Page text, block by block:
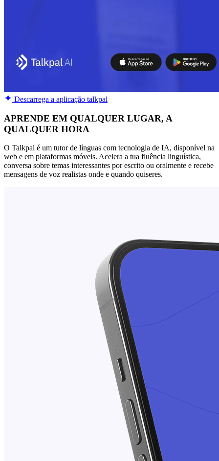
Descarrega a aplicação talkpal
APRENDE EM QUALQUER LUGAR, A
QUALQUER HORA
O Talkpal é um tutor de línguas com tecnologia de IA, disponível na
web e em plataformas móveis. Acelera a tua fluência linguística,
conversa sobre temas interessantes por escrito ou oralmente e recebe
mensagens de voz realistas onde e quando quiseres.